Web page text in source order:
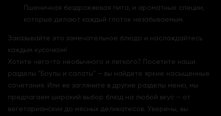
Пшеничная бездрожжевая пита, и ароматные специи,
которые делают каждый глоток незабываемым.
Заказывайте это замечательное блюдо и наслаждайтесь
каждым кусочком!
Хотите чего-то необычного и легкого? Посетите наши
разделы "Боулы и салаты" – вы найдете яркие насыщенные
сочетания. Или же загляните в другие разделы меню, мы
предлагаем широкий выбор блюд на любой вкус – от
вегетарианских до мясных деликатесов. Уверены, вы